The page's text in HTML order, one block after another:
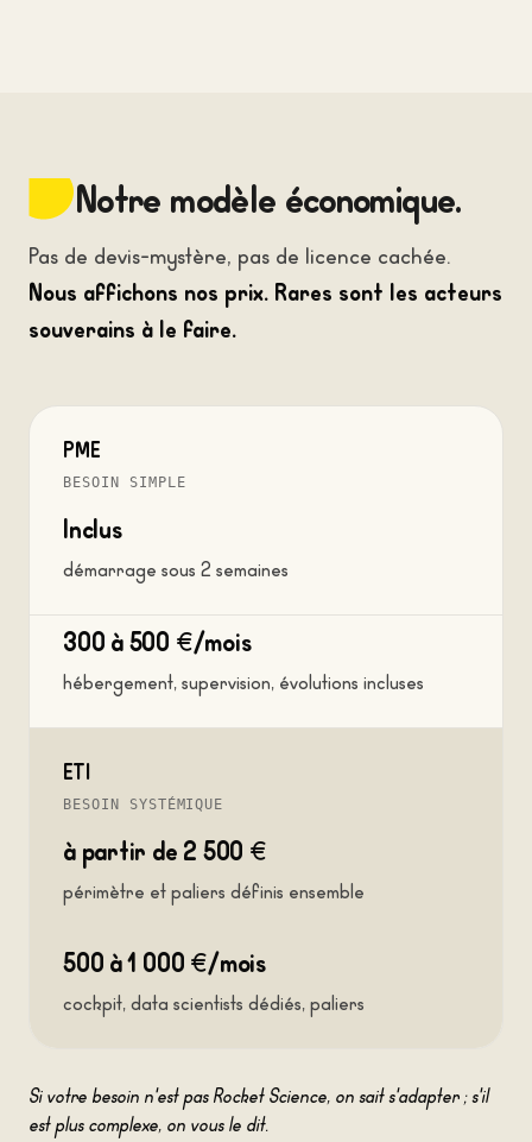
Notre modèle économique.
Pas de devis-mystère, pas de licence cachée.
Nous affichons nos prix. Rares sont les acteurs
souverains à le faire.
PME
BESOIN SIMPLE
Inclus
démarrage sous 2 semaines
300 à 500 €/mois
hébergement, supervision, évolutions incluses
ETI
BESOIN SYSTÉMIQUE
à partir de 2 500 €
périmètre et paliers définis ensemble
500 à 1 000 €/mois
cockpit, data scientists dédiés, paliers
Si votre besoin n'est pas Rocket Science, on sait s'adapter ; s'il
est plus complexe, on vous le dit.